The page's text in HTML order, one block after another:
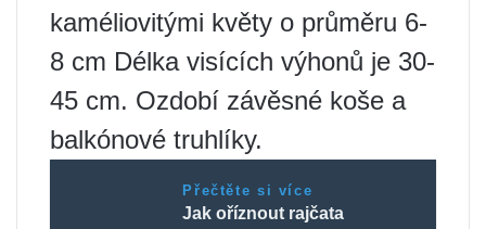
kaméliovitými květy o průměru 6-
8 cm Délka visících výhonů je 30-
45 cm. Ozdobí závěsné koše a
balkónové truhlíky.
Přečtěte si více
Jak oříznout rajčata